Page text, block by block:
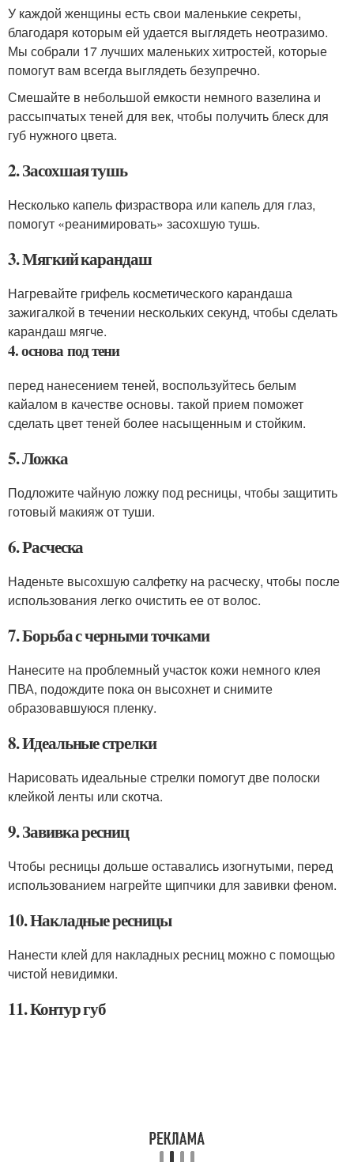
У каждой женщины есть свои маленькие секреты,
благодаря которым ей удается выглядеть неотразимо.
Мы собрали 17 лучших маленьких хитростей, которые
помогут вам всегда выглядеть безупречно.
Смешайте в небольшой емкости немного вазелина и
рассыпчатых теней для век, чтобы получить блеск для
губ нужного цвета.
2. Засохшая тушь
Несколько капель физраствора или капель для глаз,
помогут «реанимировать» засохшую тушь.
3. Мягкий карандаш
Нагревайте грифель косметического карандаша
зажигалкой в течении нескольких секунд, чтобы сделать
карандаш мягче.
4. основа под тени
перед нанесением теней, воспользуйтесь белым
кайалом в качестве основы. такой прием поможет
сделать цвет теней более насыщенным и стойким.
5. Ложка
Подложите чайную ложку под ресницы, чтобы защитить
готовый макияж от туши.
6. Расческа
Наденьте высохшую салфетку на расческу, чтобы после
использования легко очистить ее от волос.
7. Борьба с черными точками
Нанесите на проблемный участок кожи немного клея
ПВА, подождите пока он высохнет и снимите
образовавшуюся пленку.
8. Идеальные стрелки
Нарисовать идеальные стрелки помогут две полоски
клейкой ленты или скотча.
9. Завивка ресниц
Чтобы ресницы дольше оставались изогнутыми, перед
использованием нагрейте щипчики для завивки феном.
10. Накладные ресницы
Нанести клей для накладных ресниц можно с помощью
чистой невидимки.
11. Контур губ